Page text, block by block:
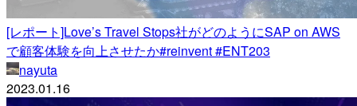
[レポート]Love’s Travel Stops社がどのようにSAP on AWS
で顧客体験を向上させたか#reinvent #ENT203
nayuta
2023.01.16